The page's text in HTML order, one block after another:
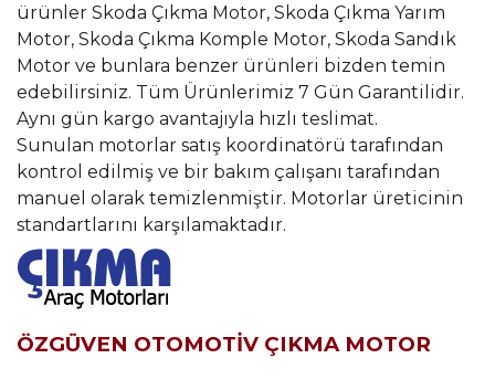
ürünler Skoda Çıkma Motor, Skoda Çıkma Yarım
Motor, Skoda Çıkma Komple Motor, Skoda Sandık
Motor ve bunlara benzer ürünleri bizden temin
edebilirsiniz. Tüm Ürünlerimiz 7 Gün Garantilidir.
Aynı gün kargo avantajıyla hızlı teslimat.
Sunulan motorlar satış koordinatörü tarafından
kontrol edilmiş ve bir bakım çalışanı tarafından
manuel olarak temizlenmiştir. Motorlar üreticinin
standartlarını karşılamaktadır.
ÖZGÜVEN OTOMOTİV ÇIKMA MOTOR